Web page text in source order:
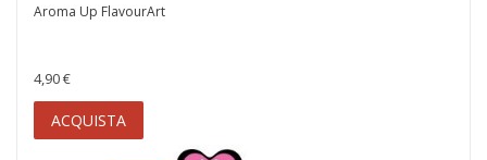
Aroma Up FlavourArt
4,90 €
ACQUISTA